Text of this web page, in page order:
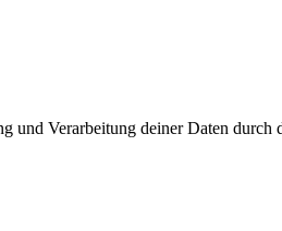
und Verarbeitung deiner Daten durch